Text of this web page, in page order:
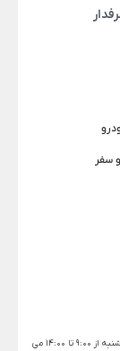
سفر
ساعت کاری شنبه تا چهار شنبه 9:00 تا 17:00 و روز های پنج شنبه از 9:00 تا 14:00 می